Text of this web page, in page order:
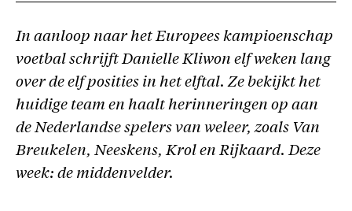
In aanloop naar het Europees kampioenschap
voetbal schrijft Danielle Kliwon elf weken lang
over de elf posities in het elftal. Ze bekijkt het
huidige team en haalt herinneringen op aan
de Nederlandse spelers van weleer, zoals Van
Breukelen, Neeskens, Krol en Rijkaard. Deze
week: de middenvelder.